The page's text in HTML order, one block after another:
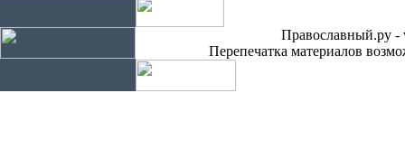
Православный.ру -
Перепечатка материалов